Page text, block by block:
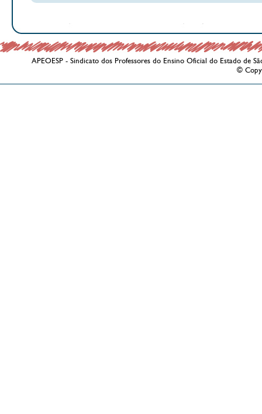
APEOESP - Sindicato dos Professores do Ensino Oficial do Estado de
©